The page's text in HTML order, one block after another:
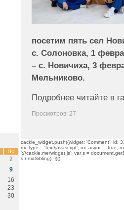
посетим пять сел
с. Солоновка, 1
– с. Новичиха, 3
Мельниково.
Подробнее читайте в
Просмотров: 27
cackle_widget.push({widget: 'Comment', id:
mc.type = 'text/javascript'; mc.async = true;
'://cackle.me/widget.js'; var s =
s.nextSibling); })();
Вс
2
9
16
23
30